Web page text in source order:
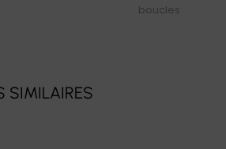
boucles
SIMILAIRES